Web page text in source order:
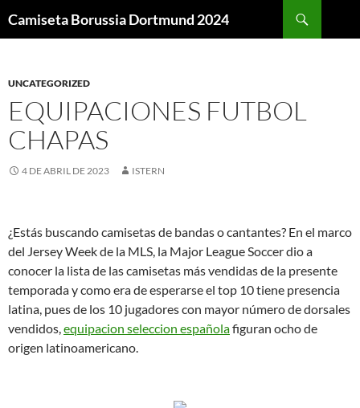
Camiseta Borussia Dortmund 2024
UNCATEGORIZED
EQUIPACIONES FUTBOL
CHAPAS
4 DE ABRIL DE 2023 ISTERN
¿Estás buscando camisetas de bandas o cantantes? En el marco
del Jersey Week de la MLS, la Major League Soccer dio a
conocer la lista de las camisetas más vendidas de la presente
temporada y como era de esperarse el top 10 tiene presencia
latina, pues de los 10 jugadores con mayor número de dorsales
vendidos,equipacion seleccion españolafiguran ocho de
origen latinoamericano.